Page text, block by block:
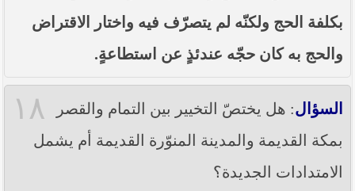
بكلفة الحج ولكنّه لم يتصرّف فيه واختار الاقتراض
والحج به كان حجّه عندئذٍ عن استطاعةٍ.
١٨ السؤال: هل يختصّ التخيير بين التمام والقصر
بمكة القديمة والمدينة المنوّرة القديمة أم يشمل
الامتدادات الجديدة؟